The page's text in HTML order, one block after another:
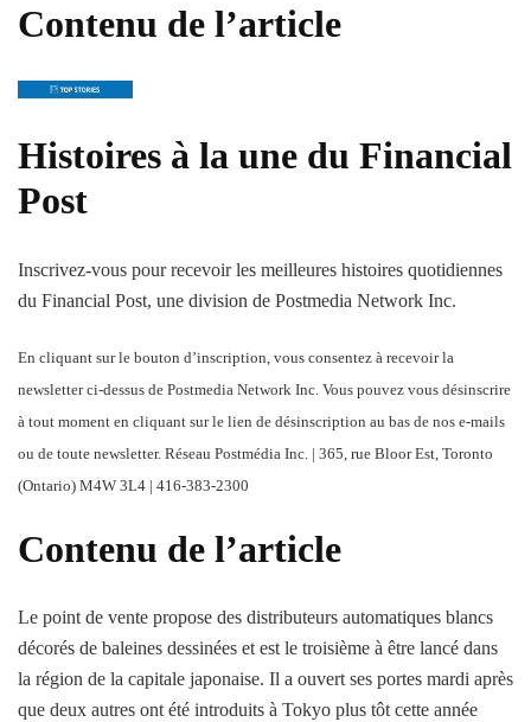
Contenu de l’article
Histoires à la une du Financial
Post
Inscrivez-vous pour recevoir les meilleures histoires quotidiennes
du Financial Post, une division de Postmedia Network Inc.
En cliquant sur le bouton d’inscription, vous consentez à recevoir la
newsletter ci-dessus de Postmedia Network Inc. Vous pouvez vous désinscrire
à tout moment en cliquant sur le lien de désinscription au bas de nos e-mails
ou de toute newsletter. Réseau Postmédia Inc. | 365, rue Bloor Est, Toronto
(Ontario) M4W 3L4 | 416-383-2300
Contenu de l’article
Le point de vente propose des distributeurs automatiques blancs
décorés de baleines dessinées et est le troisième à être lancé dans
la région de la capitale japonaise. Il a ouvert ses portes mardi après
que deux autres ont été introduits à Tokyo plus tôt cette année